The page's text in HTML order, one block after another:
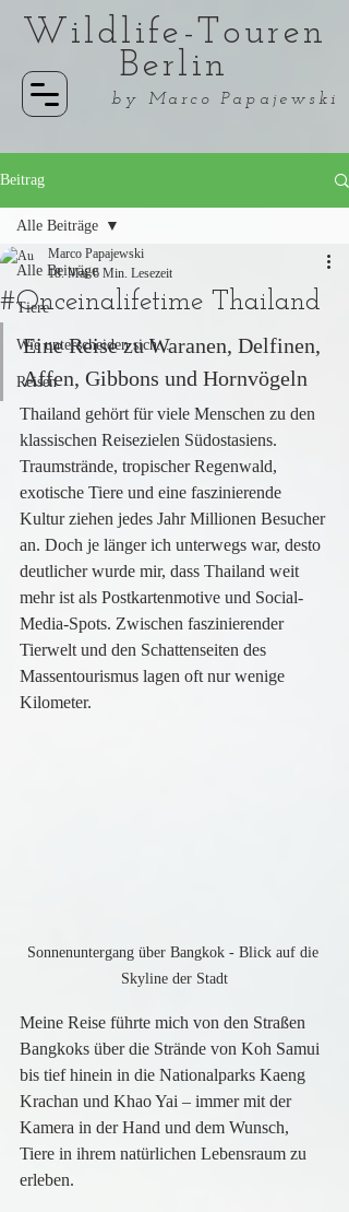
Wildlife-Touren
Berlin
by Marco Papajewski
Beitrag
Alle Beiträge
Tiere
Wie unterscheiden sich...
Reisen
Alle Beiträge
#Onceinalifetime Thailand
Marco Papajewski
18. Mai 6 Min. Lesezeit
Eine Reise zu Waranen, Delfinen,
Affen, Gibbons und Hornvögeln
Thailand gehört für viele Menschen zu den
klassischen Reisezielen Südostasiens.
Traumstrände, tropischer Regenwald,
exotische Tiere und eine faszinierende
Kultur ziehen jedes Jahr Millionen Besucher
an. Doch je länger ich unterwegs war, desto
deutlicher wurde mir, dass Thailand weit
mehr ist als Postkartenmotive und Social-
Media-Spots. Zwischen faszinierender
Tierwelt und den Schattenseiten des
Massentourismus lagen oft nur wenige
Kilometer.
Sonnenuntergang über Bangkok - Blick auf die
Skyline der Stadt
Meine Reise führte mich von den Straßen
Bangkoks über die Strände von Koh Samui
bis tief hinein in die Nationalparks Kaeng
Krachan und Khao Yai – immer mit der
Kamera in der Hand und dem Wunsch,
Tiere in ihrem natürlichen Lebensraum zu
erleben.